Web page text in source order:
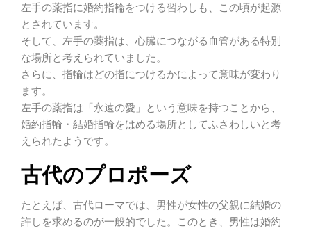
左手の薬指に婚約指輪をつける習わしも、この頃が起源
とされています。
そして、左手の薬指は、心臓につながる血管がある特別
な場所と考えられていました。
さらに、指輪はどの指につけるかによって意味が変わり
ます。
左手の薬指は「永遠の愛」という意味を持つことから、
婚約指輪・結婚指輪をはめる場所としてふさわしいと考
えられたようです。
古代のプロポーズ
たとえば、古代ローマでは、男性が女性の父親に結婚の
許しを求めるのが一般的でした。このとき、男性は婚約